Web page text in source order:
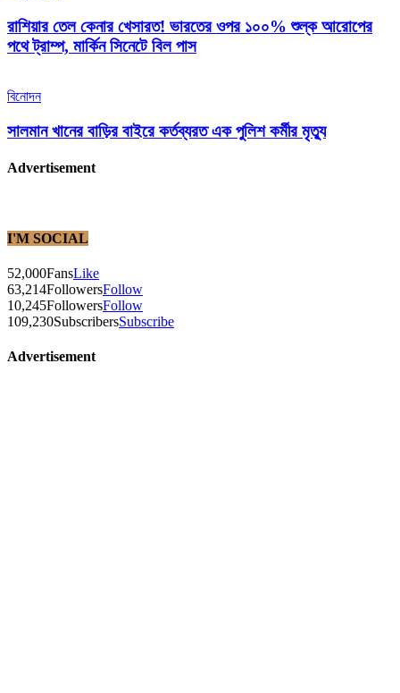
রাশিয়ার তেল কেনার খেসারত! ভারতের ওপর ১০০% শুল্ক আরোপের
পথে ট্রাম্প, মার্কিন সিনেটে বিল পাস
বিনোদন
সালমান খানের বাড়ির বাইরে কর্তব্যরত এক পুলিশ কর্মীর মৃত্যু
Advertisement
I'M SOCIAL
52,000FansLike
63,214FollowersFollow
10,245FollowersFollow
109,230SubscribersSubscribe
Advertisement